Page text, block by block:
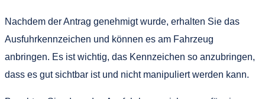
Nachdem der Antrag genehmigt wurde, erhalten Sie das
Ausfuhrkennzeichen und können es am Fahrzeug
anbringen. Es ist wichtig, das Kennzeichen so anzubringen,
dass es gut sichtbar ist und nicht manipuliert werden kann.